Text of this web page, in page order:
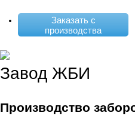
Заказать с
производства
Завод ЖБИ
Производство